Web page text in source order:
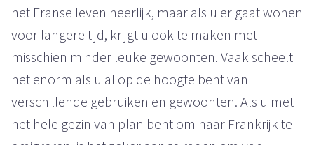
het Franse leven heerlijk, maar als u er gaat wonen
voor langere tijd, krijgt u ook te maken met
misschien minder leuke gewoonten. Vaak scheelt
het enorm als u al op de hoogte bent van
verschillende gebruiken en gewoonten. Als u met
het hele gezin van plan bent om naar Frankrijk te